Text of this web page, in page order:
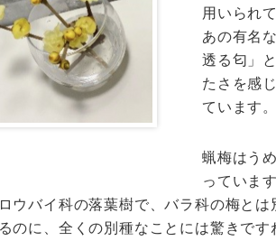
用いられ
あの有名
透る匂」
たさを感
ています。
蝋梅はう
っていま
ウバイ科の落葉樹で、バラ科の梅とは
のに、全くの別種なことには驚きです